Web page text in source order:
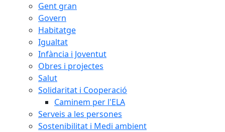
Gent gran
Govern
Habitatge
Igualtat
Infància i Joventut
Obres i projectes
Salut
Solidaritat i Cooperació
Caminem per l'ELA
Serveis a les persones
Sostenibilitat i Medi ambient